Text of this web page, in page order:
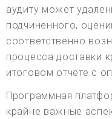
аудиту может
подчиненного,
соответственно
процесса доставки
итоговом отчете с
Программная
крайне важные